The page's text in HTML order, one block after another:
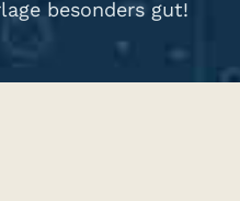
besonders gut!